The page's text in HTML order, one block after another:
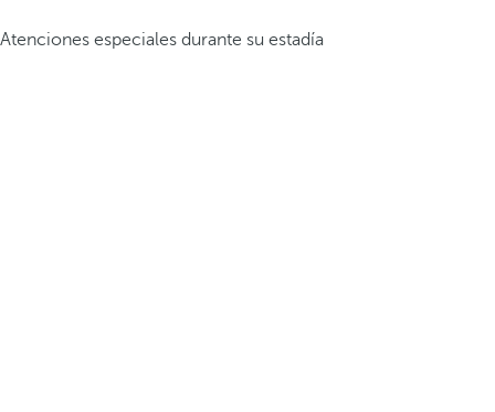
Atenciones especiales durante su estadía